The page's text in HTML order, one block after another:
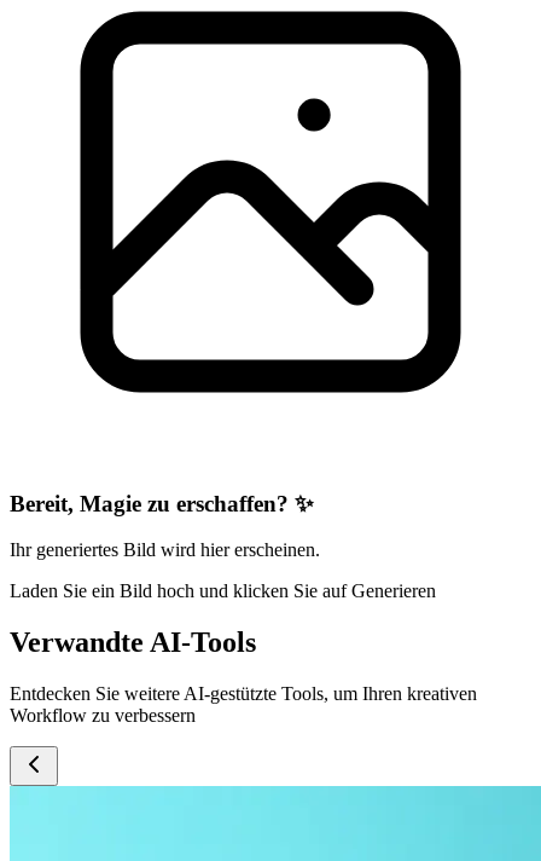
Bereit, Magie zu erschaffen? ✨
Ihr generiertes Bild wird hier erscheinen.
Laden Sie ein Bild hoch und klicken Sie auf Generieren
Verwandte AI-Tools
Entdecken Sie weitere AI-gestützte Tools, um Ihren kreativen
Workflow zu verbessern